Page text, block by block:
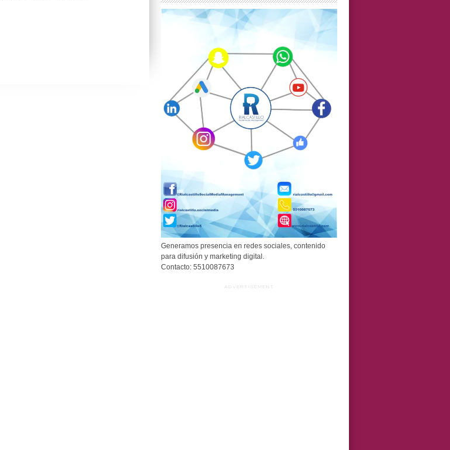
Generamos presencia en redes sociales, contenido
para difusión y marketing digital.
Contacto: 5510087673
ADVERTISEMENT